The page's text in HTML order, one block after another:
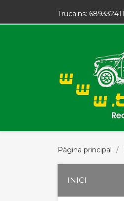
Truca'ns: 689332411
Pàgina principal
INICI